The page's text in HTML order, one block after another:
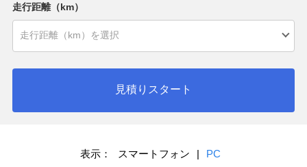
走行距離（km）
見積りスタート
表示： スマートフォン | PC